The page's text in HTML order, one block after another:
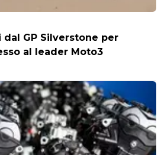
GP Silverstone per
al leader Moto3